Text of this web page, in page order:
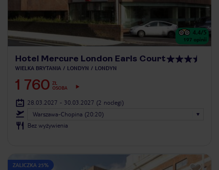
4.4/5
197 opinii
Hotel Mercure London Earls Court
WIELKA BRYTANIA LONDYN LONDYN
1 760 ZŁ
OSOBA
28.03.2027 - 30.03.2027 (2 noclegi)
Warszawa-Chopina (20:20)
Bez wyżywienia
ZALICZKA 25%